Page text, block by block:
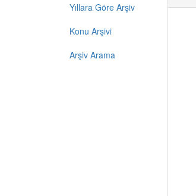
Yıllara Göre Arşiv
Konu Arşivi
Arşiv Arama